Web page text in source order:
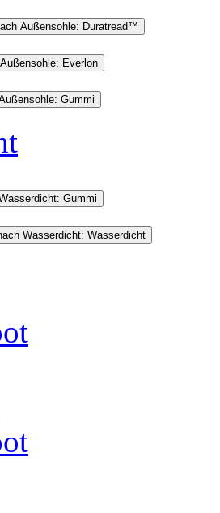
Außensohle: Duratread™
Everlon
Gummi
Gummi
Wasserdicht: Wasserdicht